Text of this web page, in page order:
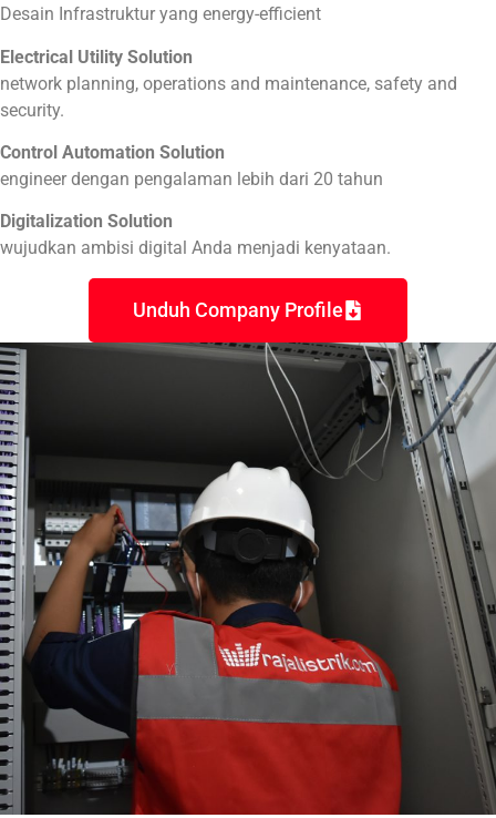
Desain Infrastruktur yang energy-efficient
Electrical Utility Solution
network planning, operations and maintenance, safety and
security.
Control Automation Solution
engineer dengan pengalaman lebih dari 20 tahun
Digitalization Solution
wujudkan ambisi digital Anda menjadi kenyataan.
Unduh Company Profile